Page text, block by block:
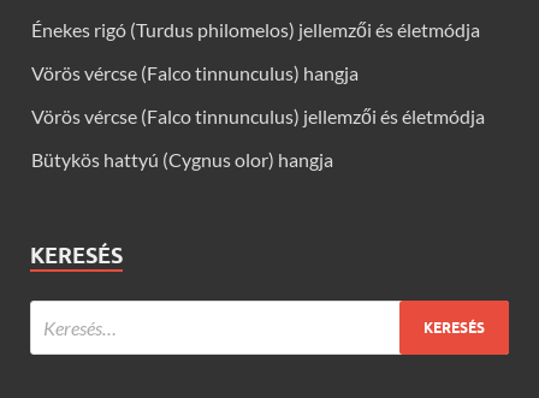
Énekes rigó (Turdus philomelos) jellemzői és életmódja
Vörös vércse (Falco tinnunculus) hangja
Vörös vércse (Falco tinnunculus) jellemzői és életmódja
Bütykös hattyú (Cygnus olor) hangja
KERESÉS